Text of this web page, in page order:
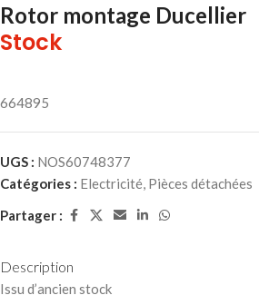
Rotor montage Ducellier
Stock
664895
UGS : NOS60748377
Catégories : Electricité, Pièces détachées
Partager :
Description
Issu d’ancien stock